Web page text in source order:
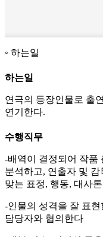
하는일
하는일
연극의 등장인물로 출
연기한다.
수행직무
-배역이 결정되어 작품
분석하고, 연출자 및
맞는 표정, 행동, 대사
-인물의 성격을 잘 표
담당자와 협의한다